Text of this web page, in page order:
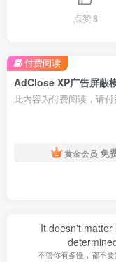
点赞8
AdClose XP广告屏蔽
此内容为付费阅读，请
黄金会员 免
付费阅读
It doesn't
不管你有多慢，都不